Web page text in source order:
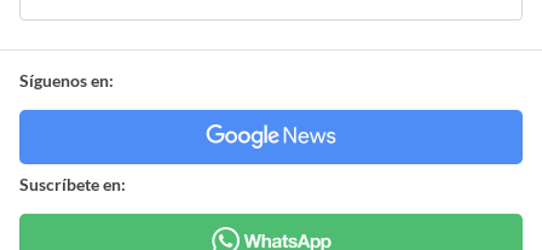
Síguenos en:
Suscríbete en: